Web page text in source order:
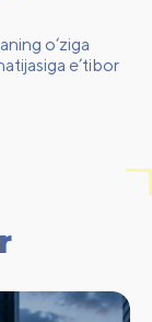
o‘ziga
e’tibor